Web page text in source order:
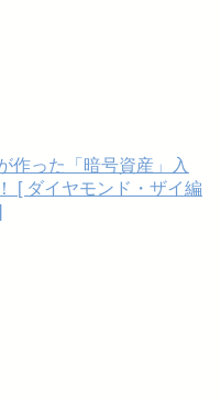
作った「暗号資産」入
[ ダイヤモンド・ザイ編